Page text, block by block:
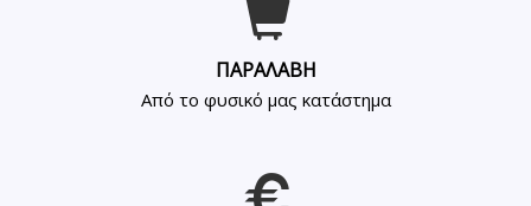
ΠΑΡΑΛΑΒΗ
Από το φυσικό μας κατάστημα